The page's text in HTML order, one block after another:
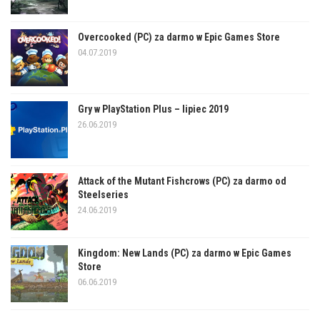
Overcooked (PC) za darmo w Epic Games Store
04.07.2019
Gry w PlayStation Plus – lipiec 2019
26.06.2019
Attack of the Mutant Fishcrows (PC) za darmo od
Steelseries
24.06.2019
Kingdom: New Lands (PC) za darmo w Epic Games
Store
06.06.2019